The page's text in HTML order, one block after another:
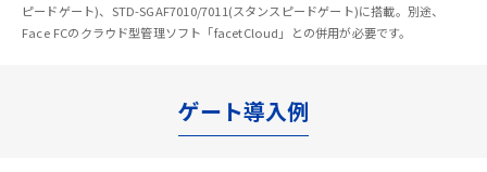
ピードゲート)、STD-SGAF7010/7011(スタンスピードゲート)に搭載。別途、
Face FCのクラウド型管理ソフト「facetCloud」との併用が必要です。
ゲート導入例